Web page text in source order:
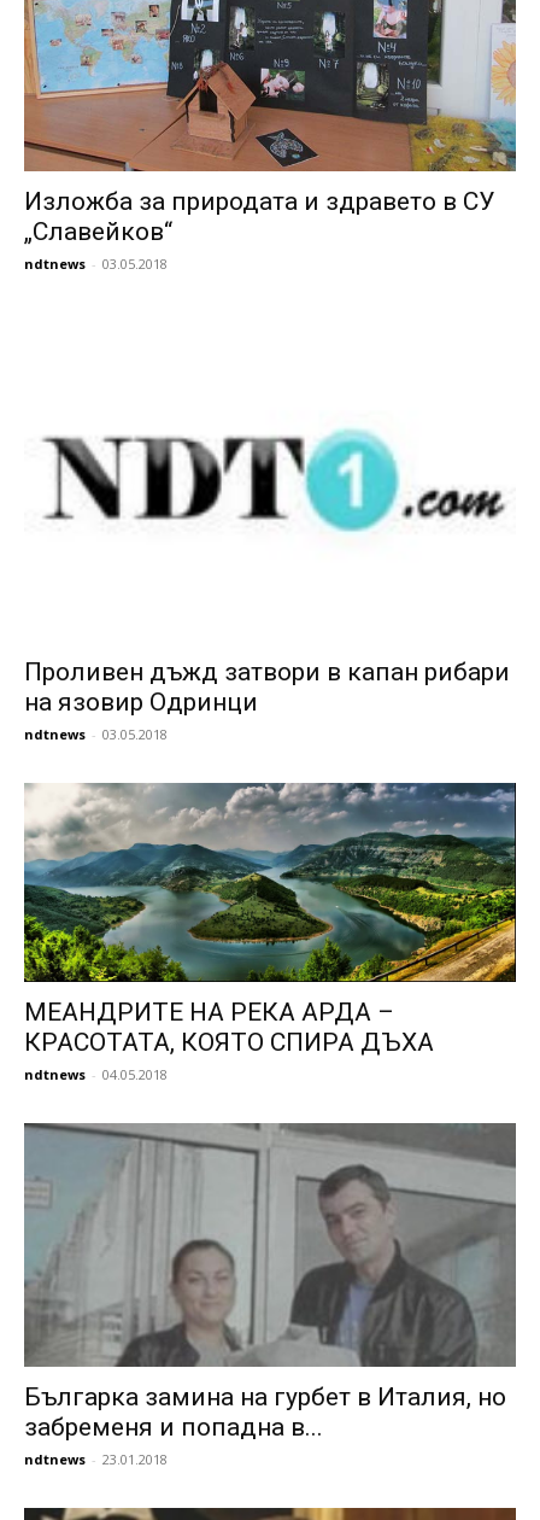
Изложба за природата и здравето в СУ
„Славейков“
ndtnews - 03.05.2018
Проливен дъжд затвори в капан рибари
на язовир Одринци
ndtnews - 03.05.2018
МЕАНДРИТЕ НА РЕКА АРДА –
КРАСОТАТА, КОЯТО СПИРА ДЪХА
ndtnews - 04.05.2018
Българка замина на гурбет в Италия, но
забременя и попадна в...
ndtnews - 23.01.2018